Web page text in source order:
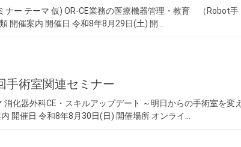
ナー テーマ 仮) OR-CE業務の医療機器管理・教育 （Robot手
開催案内 開催日 令和8年8月29日(土) 開…
手術室関連セミナー
化器外科CE・スキルアップデート ～明日からの手術室を変え
開催日 令和8年8月30日(日) 開催場所 オンライ…